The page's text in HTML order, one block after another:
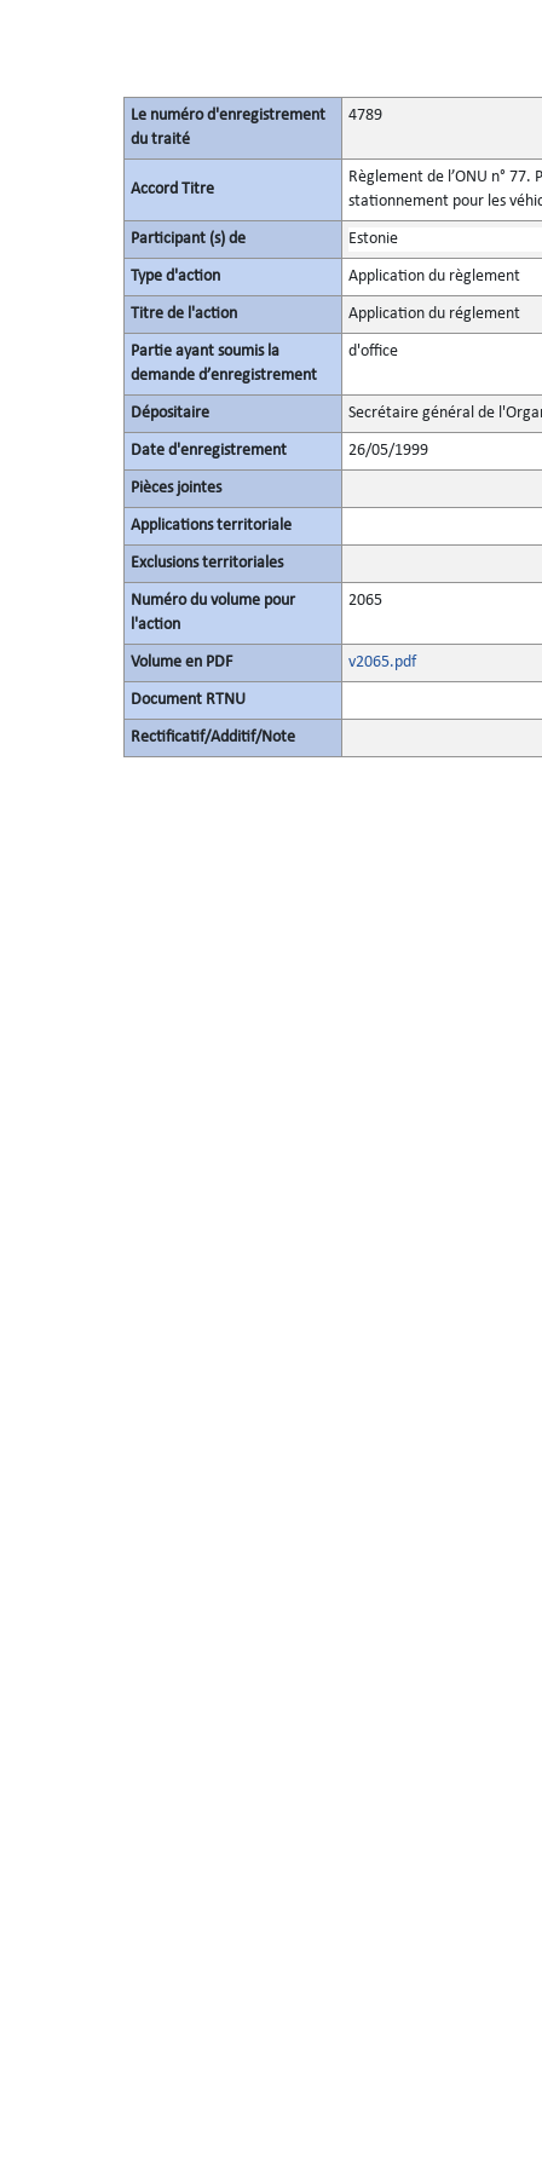
Le numéro d'enregistrement
du traité
4789
Accord Titre
Règlement de l’ONU n°
stationnement pour les
Participant (s) de Estonie
Type d'action Application du règlement
Titre de l'action Application du réglement
Partie ayant soumis la
demande d’enregistrement
d'office
Dépositaire Secrétaire général de
Date d'enregistrement 26/05/1999
Pièces jointes
Applications territoriale
Exclusions territoriales
Numéro du volume pour
l'action
2065
Volume en PDF v2065.pdf
Document RTNU
Rectificatif/Additif/Note